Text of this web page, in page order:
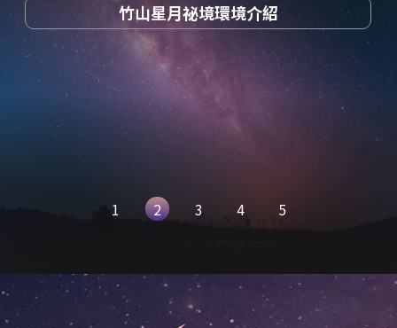
竹山星月祕境環境介紹
1 2 3 4 5